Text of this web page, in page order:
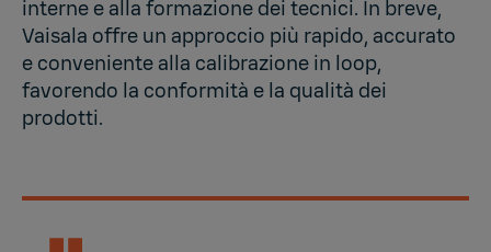
interne e alla formazione dei tecnici. In breve,
Vaisala offre un approccio più rapido, accurato
e conveniente alla calibrazione in loop,
favorendo la conformità e la qualità dei
prodotti.